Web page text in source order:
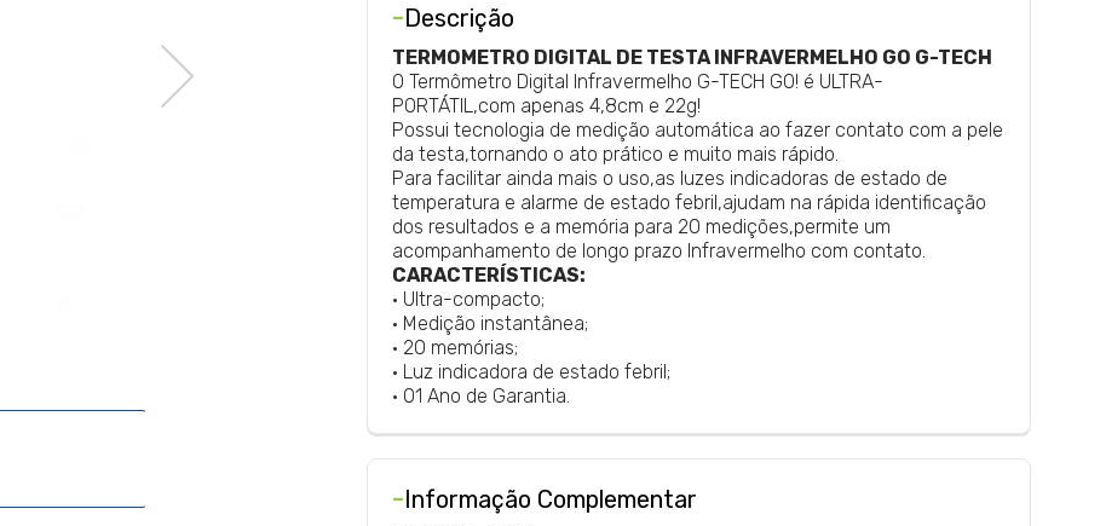
-Descrição
TERMOMETRO DIGITAL DE TESTA INFRAVERMELHO GO G-TECH
O Termômetro Digital Infravermelho G-TECH GO! é ULTRA-
PORTÁTIL,com apenas 4,8cm e 22g!
Possui tecnologia de medição automática ao fazer contato com a pele
da testa,tornando o ato prático e muito mais rápido.
Para facilitar ainda mais o uso,as luzes indicadoras de estado de
temperatura e alarme de estado febril,ajudam na rápida identificação
dos resultados e a memória para 20 medições,permite um
acompanhamento de longo prazo Infravermelho com contato.
CARACTERÍSTICAS:
• Ultra-compacto;
• Medição instantânea;
• 20 memórias;
• Luz indicadora de estado febril;
• 01 Ano de Garantia.
-Informação Complementar